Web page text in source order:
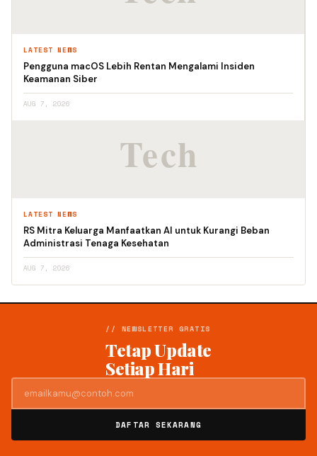
LATEST NEWS
Pengguna macOS Lebih Rentan Mengalami Insiden
Keamanan Siber
AUG 7, 2026
LATEST NEWS
RS Mitra Keluarga Manfaatkan AI untuk Kurangi Beban
Administrasi Tenaga Kesehatan
AUG 7, 2026
// NEWSLETTER GRATIS
Tetap Update
Setiap Hari
DAFTAR SEKARANG